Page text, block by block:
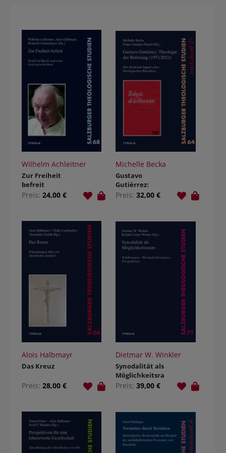
Wilhelm Achleitner
Zur Freiheit
befreit
Preis: 24,00 €
Michelle Becka
Gustavo
Gutiérrez:
Theologie der
Preis: 32,00 €
Alois Halbmayr
Das Kreuz
Preis: 28,00 €
Dietmar W. Winkler
Synodalität als
Möglichkeitsra
um
Preis: 39,00 €